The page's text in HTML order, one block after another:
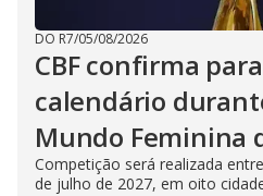
DO R7/05/08/2026
CBF confirma
calendário
Mundo Feminina
Competição será realizada
de julho de 2027, em oito